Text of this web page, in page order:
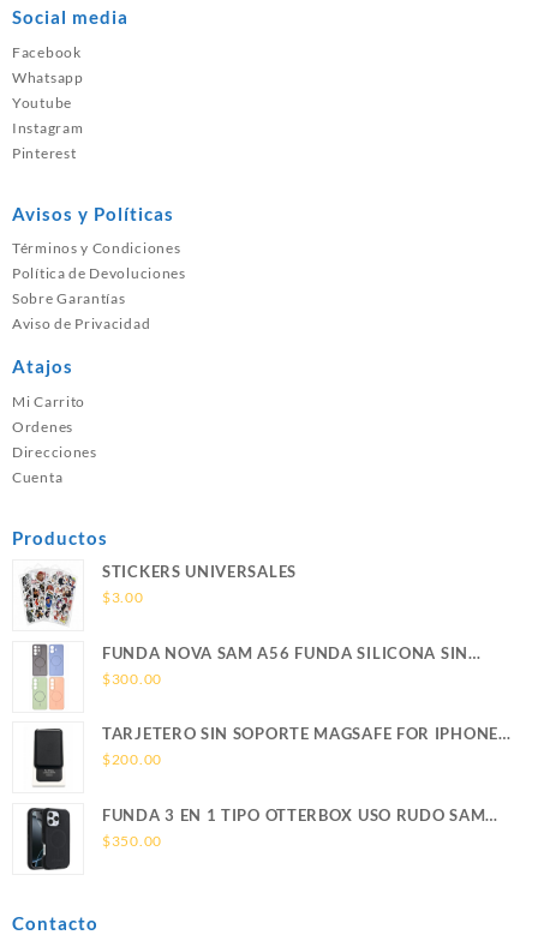
Social media
Facebook
Whatsapp
Youtube
Instagram
Pinterest
Avisos y Políticas
Términos y Condiciones
Política de Devoluciones
Sobre Garantías
Aviso de Privacidad
Atajos
Mi Carrito
Ordenes
Direcciones
Cuenta
Productos
STICKERS UNIVERSALES
$3.00
FUNDA NOVA SAM A56 FUNDA SILICONA SIN
SOPORTE MAGNETICO SAMSUNG
$300.00
TARJETERO SIN SOPORTE MAGSAFE FOR IPHONE
LEATHER WALLET MAGSAFE
$200.00
FUNDA 3 EN 1 TIPO OTTERBOX USO RUDO SAM
S26 ULTRA SAMSUNG S26 ULTRA
$350.00
Contacto